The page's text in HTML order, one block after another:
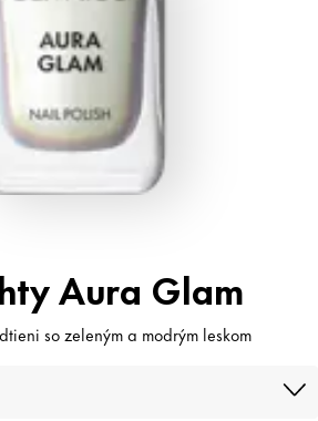
Aura Glam
so zeleným a modrým leskom